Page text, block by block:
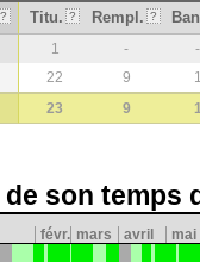
? Titu. ? Rempl. ?
1 -
-
22 9
23 9
son temps
févr. mars avril mai